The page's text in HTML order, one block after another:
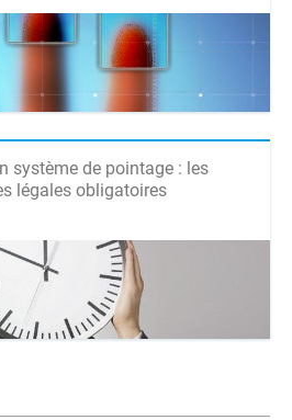
système de pointage : les
légales obligatoires